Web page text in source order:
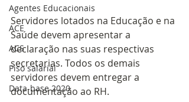
Agentes Educacionais
ACE
ACS
Piso salarial
Data-base 2020
Servidores lotados na Educação e na
Saúde devem apresentar a
declaração nas suas respectivas
secretarias. Todos os demais
servidores devem entregar a
documentação ao RH.